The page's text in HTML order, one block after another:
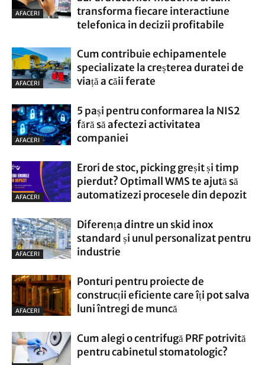
AFACERI
transforma fiecare interactiune
telefonica in decizii profitabile
AFACERI
Cum contribuie echipamentele
specializate la creșterea duratei de
viață a căii ferate
AFACERI
5 pași pentru conformarea la NIS2
fără să afectezi activitatea
companiei
AFACERI
Erori de stoc, picking greșit și timp
pierdut? Optimall WMS te ajută să
automatizezi procesele din depozit
AFACERI
Diferența dintre un skid inox
standard și unul personalizat pentru
industrie
AFACERI
Ponturi pentru proiecte de
construcții eficiente care îți pot salva
luni întregi de muncă
Cum alegi o centrifugă PRF potrivită
pentru cabinetul stomatologic?